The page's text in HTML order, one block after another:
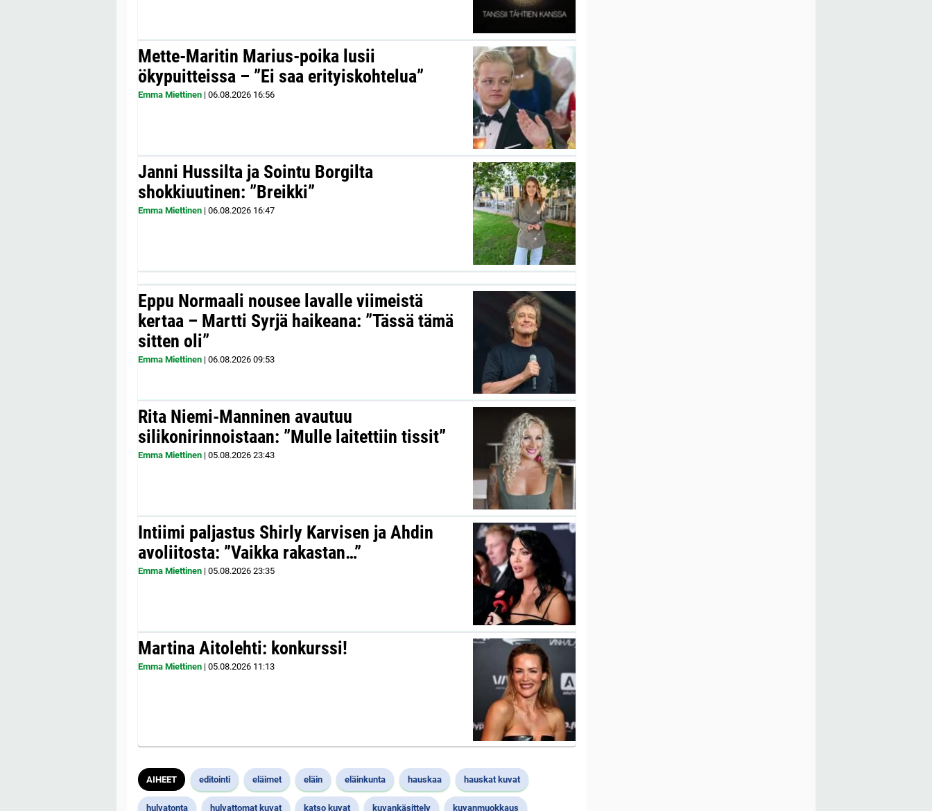
Mette-Maritin Marius-poika lusii
ökypuitteissa – ”Ei saa erityiskohtelua”
Emma Miettinen | 06.08.2026 16:56
Janni Hussilta ja Sointu Borgilta
shokkiuutinen: ”Breikki”
Emma Miettinen | 06.08.2026 16:47
Eppu Normaali nousee lavalle viimeistä
kertaa – Martti Syrjä haikeana: ”Tässä tämä
sitten oli”
Emma Miettinen | 06.08.2026 09:53
Rita Niemi-Manninen avautuu
silikonirinnoistaan: ”Mulle laitettiin tissit”
Emma Miettinen | 05.08.2026 23:43
Intiimi paljastus Shirly Karvisen ja Ahdin
avoliitosta: ”Vaikka rakastan…”
Emma Miettinen | 05.08.2026 23:35
Martina Aitolehti: konkurssi!
Emma Miettinen | 05.08.2026 11:13
AIHEET editointi eläimet eläin eläinkunta hauskaa hauskat kuvat
hulvatonta hulvattomat kuvat katso kuvat kuvankäsittely kuvanmuokkaus